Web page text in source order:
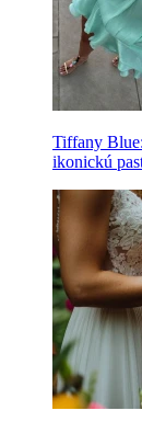
Tiffany
ikonickú